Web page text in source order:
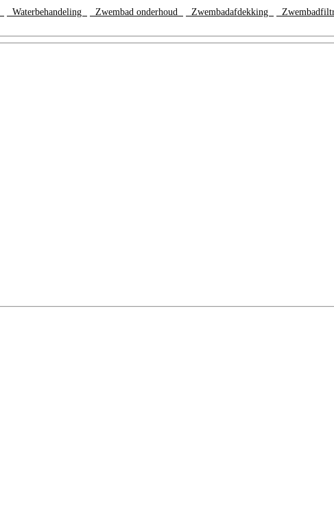
Waterbehandeling Zwembad onderhoud Zwembadafdekking